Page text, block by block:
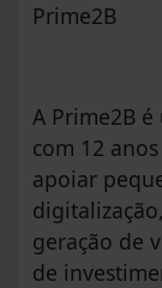
Prime2B
A Prime2B
com 12
apoiar
geração de
de